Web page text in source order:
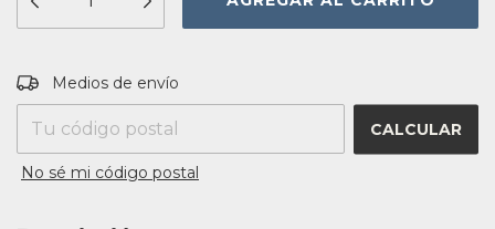
Entregas para el CP:
Medios de envío
CALCULAR
No sé mi código postal